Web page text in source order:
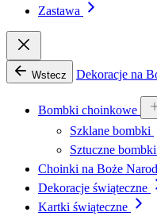
Zastawa
Wstecz Dekoracje na
Bombki choinkowe
Szklane bombki
Sztuczne bombki
Choinki na Boże
Dekoracje świąteczne
Kartki świąteczne